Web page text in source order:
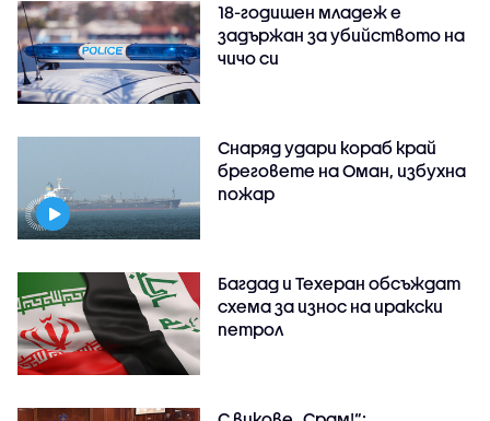
18-годишен младеж е
задържан за убийството на
чичо си
Снаряд удари кораб край
бреговете на Оман, избухна
пожар
Багдад и Техеран обсъждат
схема за износ на иракски
петрол